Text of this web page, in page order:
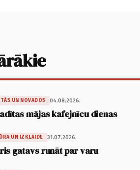
UN NOVADOS 04.08.2026.
mājas kafejnīcu dienas
UN IZKLAIDE 31.07.2026.
gatavs runāt par varu